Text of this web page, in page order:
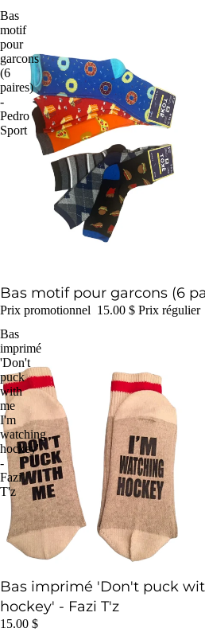
Bas
motif
pour
garcons
(6
paires)
-
Pedro
Sport
Promotion
Bas motif pour garcons (6
Prix promotionnel 15.00 $ Prix régulier
Bas
imprimé
'Don't
puck
with
me
I'm
watching
hockey'
-
Fazi
T'z
Bas imprimé 'Don't puck
hockey' - Fazi T'z
15.00 $